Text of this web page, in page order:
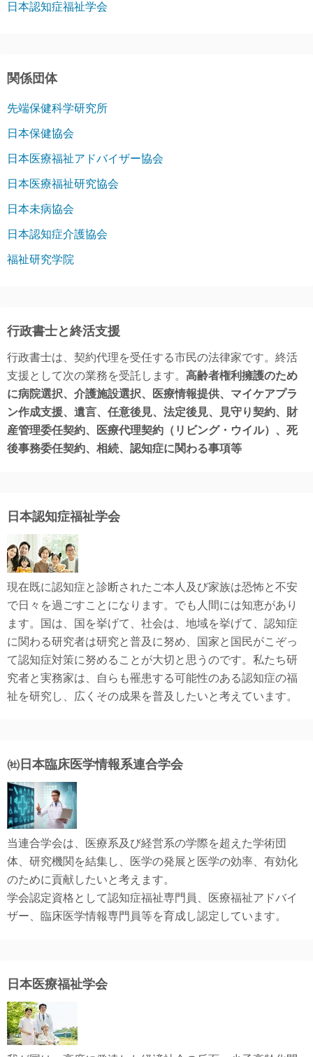
日本認知症福祉学会
関係団体
先端保健科学研究所
日本保健協会
日本医療福祉アドバイザー協会
日本医療福祉研究協会
日本未病協会
日本認知症介護協会
福祉研究学院
行政書士と終活支援
行政書士は、契約代理を受任する市民の法律家です。終活
支援として次の業務を受託します。 高齢者権利擁護のため
に病院選択、介護施設選択、医療情報提供、マイケアプラ
ン作成支援、遺言、任意後見、法定後見、見守り契約、財
産管理委任契約、医療代理契約（リビング・ウイル）、死
後事務委任契約、相続、認知症に関わる事項等
日本認知症福祉学会
現在既に認知症と診断されたご本人及び家族は恐怖と不安
で日々を過ごすことになります。でも人間には知恵があり
ます。国は、国を挙げて、社会は、地域を挙げて、認知症
に関わる研究者は研究と普及に努め、国家と国民がこぞっ
て認知症対策に努めることが大切と思うのです。私たち研
究者と実務家は、自らも罹患する可能性のある認知症の福
祉を研究し、広くその成果を普及したいと考えています。
㈳日本臨床医学情報系連合学会
当連合学会は、医療系及び経営系の学際を超えた学術団
体、研究機関を結集し、医学の発展と医学の効率、有効化
のために貢献したいと考えます。
学会認定資格として認知症福祉専門員、医療福祉アドバイ
ザー、臨床医学情報専門員等を育成し認定しています。
日本医療福祉学会